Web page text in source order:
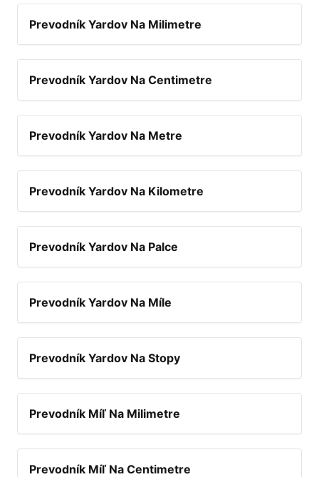
Prevodník Yardov Na Milimetre
Prevodník Yardov Na Centimetre
Prevodník Yardov Na Metre
Prevodník Yardov Na Kilometre
Prevodník Yardov Na Palce
Prevodník Yardov Na Míle
Prevodník Yardov Na Stopy
Prevodník Míľ Na Milimetre
Prevodník Míľ Na Centimetre